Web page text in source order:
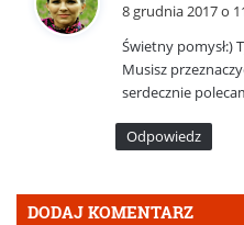
z
e
:
8 grudnia 2017 o
Świetny pomysł:)
Musisz
serdecznie
Odpowiedz
DODAJ KOMENTARZ